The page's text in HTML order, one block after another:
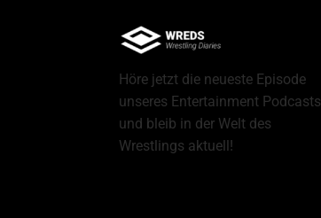
Höre jetzt die neueste Episode
unseres Entertainment Podcasts
und bleib in der Welt des
Wrestlings aktuell!